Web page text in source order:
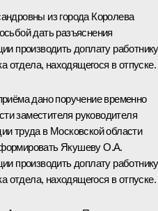
из города Королева
дать разъяснения
производить доплату
находящегося в отпуске.
дано поручение временно
заместителя руководителя
труда в Московской области
Якушеву О.А.
производить доплату
находящегося в отпуске.